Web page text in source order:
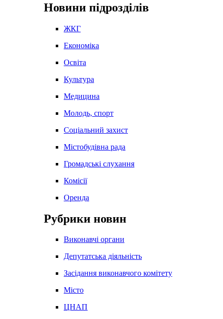
Новини підрозділів
ЖКГ
Економіка
Освіта
Культура
Медицина
Молодь, спорт
Соціальний захист
Містобудівна рада
Громадські слухання
Комісії
Оренда
Рубрики новин
Виконавчі органи
Депутатська діяльність
Засідання виконавчого комітету
Місто
ЦНАП